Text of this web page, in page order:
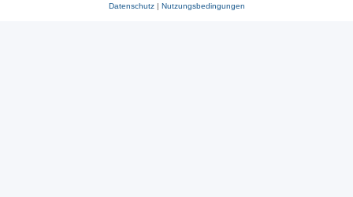
Datenschutz| Nutzungsbedingungen